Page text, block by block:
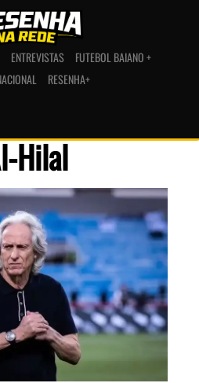
ENTREVISTAS
FUTEBOL BAIANO +
RESENHA+
Hilal